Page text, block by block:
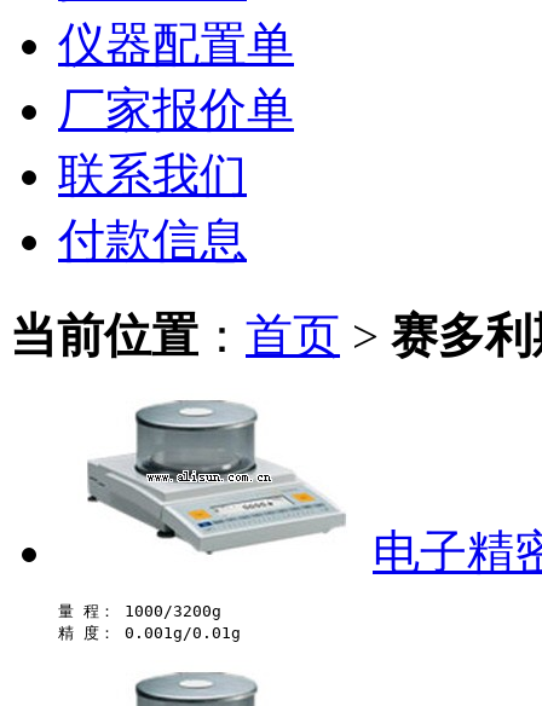
仪器配置单
厂家报价单
联系我们
付款信息
当前位置 ： 首页 > 赛多
电子精
量 程： 1000/3200g